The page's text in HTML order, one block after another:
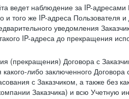
ведет наблюдение за IP-
и того же IP-адреса Пользователя
уведомления
IP-адреса до прекращения
(прекращения) Договора с
какого-либо заключенного
с Заказчиком, а также без
Заказчика) и всю Учетную